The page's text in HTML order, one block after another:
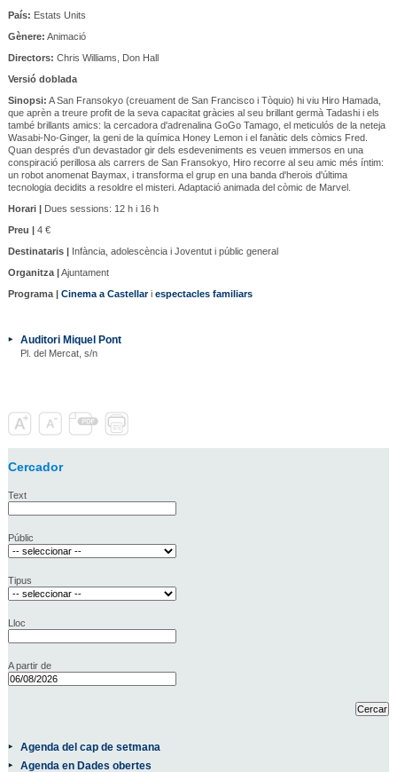
País: Estats Units
Gènere: Animació
Directors: Chris Williams, Don Hall
Versió doblada
Sinopsi: A San Fransokyo (creuament de San Francisco i Tòquio) hi viu Hiro Hamada,
que aprèn a treure profit de la seva capacitat gràcies al seu brillant germà Tadashi i els
també brillants amics: la cercadora d'adrenalina GoGo Tamago, el meticulós de la neteja
Wasabi-No-Ginger, la geni de la química Honey Lemon i el fanàtic dels còmics Fred.
Quan després d'un devastador gir dels esdeveniments es veuen immersos en una
conspiració perillosa als carrers de San Fransokyo, Hiro recorre al seu amic més íntim:
un robot anomenat Baymax, i transforma el grup en una banda d'herois d'última
tecnologia decidits a resoldre el misteri. Adaptació animada del còmic de Marvel.
Horari |Dues sessions: 12 h i 16 h
Preu |4 €
Destinataris |Infància, adolescència i Joventut i públic general
Organitza |Ajuntament
Programa | Cinema a Castellari espectacles familiars
Auditori Miquel Pont
Pl. del Mercat, s/n
Cercador
Text
Públic
Tipus
Lloc
A partir de
Agenda del cap de setmana
Agenda en Dades obertes